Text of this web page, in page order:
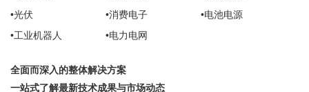
•光伏
•消费电子
•电池电源
•工业机器人
•电力电网
全面而深入的整体解决方案
一站式了解最新技术成果与市场动态